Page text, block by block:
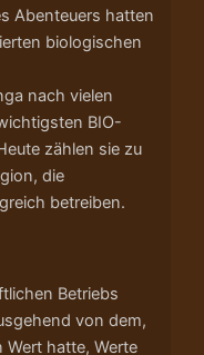
Abenteuers hatten
biologischen
nach vielen
BIO-
zählen sie zu
die
betreiben.
Betriebs
von dem,
hatte, Werte